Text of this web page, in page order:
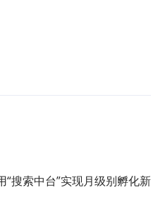
搜索中台”实现月级别孵化新